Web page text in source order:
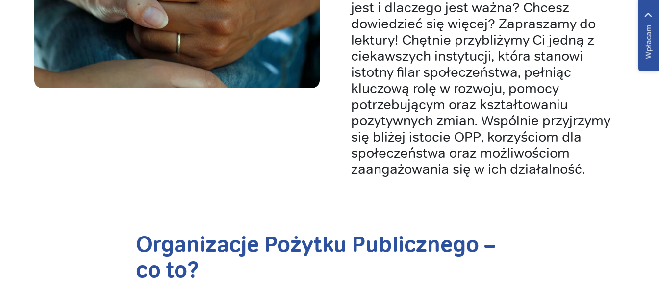
Wpłacam
jest i dlaczego jest ważna? Chcesz
dowiedzieć się więcej? Zapraszamy do
lektury! Chętnie przybliżymy Ci jedną z
ciekawszych instytucji, która stanowi
istotny filar społeczeństwa, pełniąc
kluczową rolę w rozwoju, pomocy
potrzebującym oraz kształtowaniu
pozytywnych zmian. Wspólnie przyjrzymy
się bliżej istocie OPP, korzyściom dla
społeczeństwa oraz możliwościom
zaangażowania się w ich działalność.
Organizacje Pożytku Publicznego –
co to?